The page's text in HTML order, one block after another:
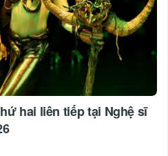
hai liên tiếp tại Nghệ sĩ